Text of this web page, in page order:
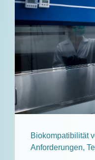
Biokompatibilität
Anforderungen,